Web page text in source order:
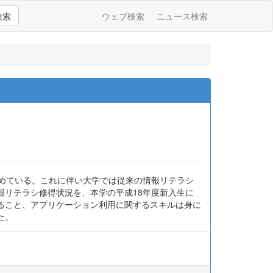
索 ウェブ検索 ニュース検索
いる。これに伴い大学では従来の情報リテラシ
テラシ修得状況を、本学の平成18年度新入生に
と、アプリケーション利用に関するスキルは身に